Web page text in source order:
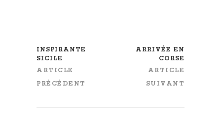
INSPIRANTE
SICILE
ARTICLE
PRÉCÉDENT
ARRIVÉE EN
CORSE
ARTICLE
SUIVANT